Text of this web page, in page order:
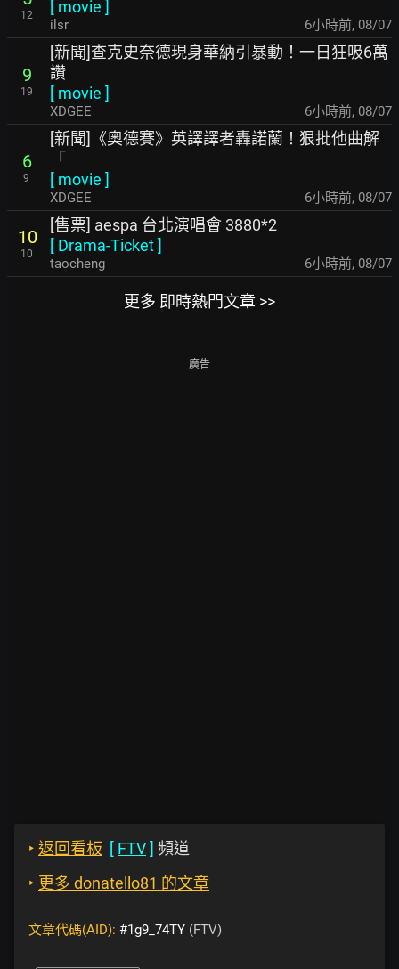
12
[ movie ]
ilsr 6小時前, 08/07
9
19
[新聞]查克史奈德現身華納引暴動！一日狂吸6萬
讚
[ movie ]
XDGEE 6小時前, 08/07
6
9
[新聞]《奧德賽》英譯譯者轟諾蘭！狠批他曲解
「
[ movie ]
XDGEE 6小時前, 08/07
10
10
[售票] aespa 台北演唱會 3880*2
[ Drama-Ticket]
taocheng 6小時前, 08/07
更多 即時熱門文章 >>
廣告
‣ 返回看板 [ FTV] 頻道
‣ 更多 donatello81 的文章
文章代碼(AID): #1g9_74TY (FTV)